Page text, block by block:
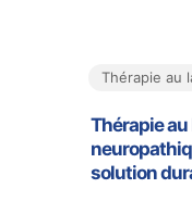
Thérapie au
Thérapie
solution